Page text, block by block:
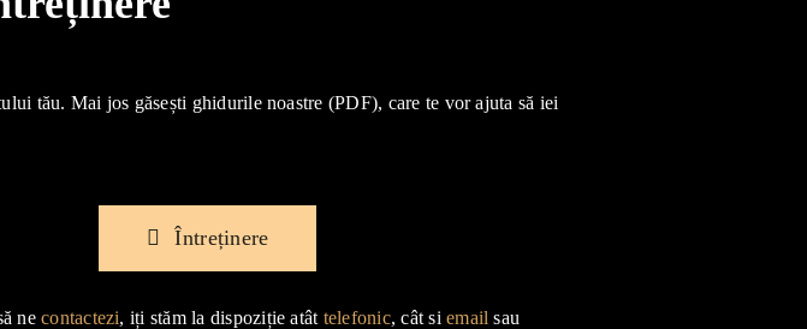
tău. Mai jos găsești ghidurile noastre (PDF), care te vor ajuta să iei
Întreținere
necontactezi, iți stăm la dispoziție atât telefonic, cât siemail sau